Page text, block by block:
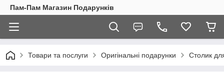
Пам-Пам Магазин Подарунків
Товари та послуги Оригінальні подарунки Столик